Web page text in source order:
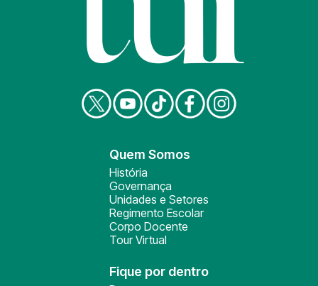
Quem Somos
História
Governança
Unidades e Setores
Regimento Escolar
Corpo Docente
Tour Virtual
Fique por dentro